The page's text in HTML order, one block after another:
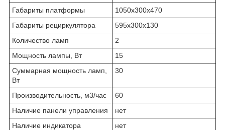
Габариты платформы
1050х300х470
Габариты рециркулятора
595x300x130
Количество ламп
2
Мощность лампы, Вт
15
Суммарная мощность ламп,
Вт
30
Производительность, м3/час
60
Наличие панели управления
нет
Наличие индикатора
нет